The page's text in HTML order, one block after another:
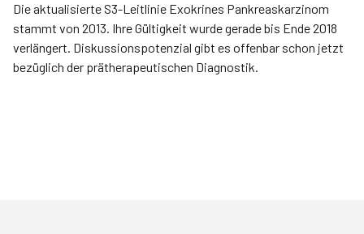
Die aktualisierte S3-Leitlinie Exokrines Pankreaskarzinom
stammt von 2013. Ihre Gültigkeit wurde gerade bis Ende 2018
verlängert. Diskussionspotenzial gibt es offenbar schon jetzt
bezüglich der prätherapeutischen Diagnostik.